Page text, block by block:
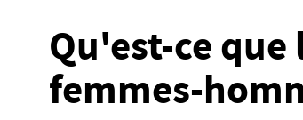
Qu'est-ce
femmes-